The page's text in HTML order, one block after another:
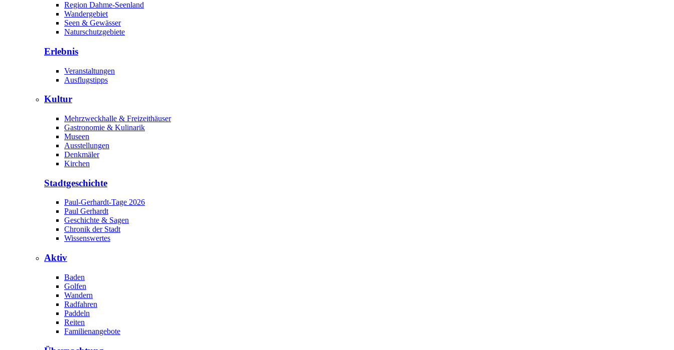
Region Dahme-Seenland
Wandergebiet
Seen & Gewässer
Naturschutzgebiete
Erlebnis
Veranstaltungen
Ausflugstipps
Kultur
Mehrzweckhalle & Freizeithäuser
Gastronomie & Kulinarik
Museen
Ausstellungen
Denkmäler
Kirchen
Stadtgeschichte
Paul-Gerhardt-Tage 2026
Paul Gerhardt
Geschichte & Sagen
Chronik der Stadt
Wissenswertes
Aktiv
Baden
Golfen
Wandern
Radfahren
Paddeln
Reiten
Familienangebote